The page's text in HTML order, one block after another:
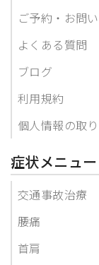
ご予約・お問
よくある質問
ブログ
利用規約
個人情報の取
症状メニュー
交通事故治療
腰痛
首肩